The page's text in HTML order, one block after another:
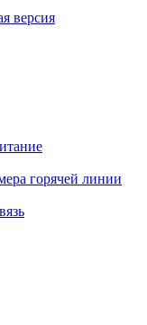
версия
горячей линии